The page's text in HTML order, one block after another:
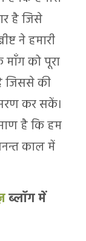
है जिसे
ने हमारी
को पूरा
जिससे की
कर सकें।
है कि हम
काल में
ब्लॉग में